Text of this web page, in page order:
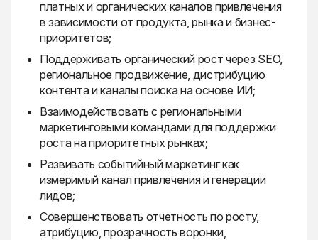
платных и органических каналов привлечения
в зависимости от продукта, рынка и бизнес-
приоритетов;
Поддерживать органический рост через SEO,
региональное продвижение, дистрибуцию
контента и каналы поиска на основе ИИ;
Взаимодействовать с региональными
маркетинговыми командами для поддержки
роста на приоритетных рынках;
Развивать событийный маркетинг как
измеримый канал привлечения и генерации
лидов;
Совершенствовать отчетность по росту,
атрибуцию, прозрачность воронки,